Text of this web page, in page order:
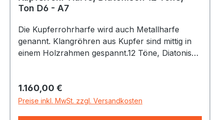
Ton D6 - A7
Die Kupferrohrharfe wird auch Metallharfe
genannt. Klangröhren aus Kupfer sind mittig in
einem Holzrahmen gespannt.12 Töne, Diatonisch
Fingerspitzen angerieben. Dabei entstehen ganz
feine, sanft anschwellende, lichthafte Klänge.
Regulärer Preis:
1.160,00 €
Preise inkl. MwSt. zzgl. Versandkosten